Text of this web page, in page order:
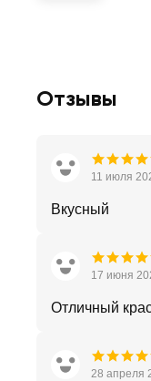
Отзывы
11 июля
Вкусный
17 июня
Отличный
28 апреля